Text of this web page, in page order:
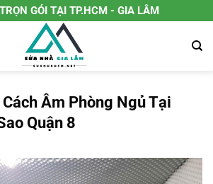
GÓI TẠI TP.HCM - GIA LÂM
Âm Phòng Ngủ Tại
Quận 8